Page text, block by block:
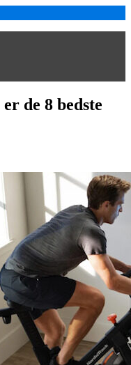
de 8 bedste